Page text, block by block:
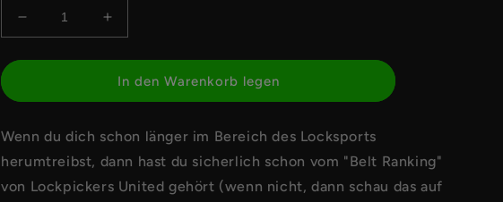
Verringere
die
Menge
Belt
-
Orange
Erhöhe
die
Menge
für
Belt
-
Orange
In den Warenkorb legen
Wenn du dich schon länger im Bereich des Locksports
herumtreibst, dann hast du sicherlich schon vom "Belt Ranking"
von Lockpickers United gehört (wenn nicht, dann schau das auf